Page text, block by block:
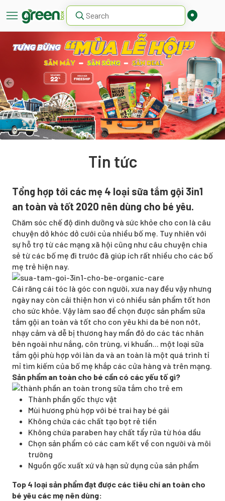
Tin tức
Tổng hợp tới các mẹ 4 loại sữa tắm gội 3in1
an toàn và tốt 2020 nên dùng cho bé yêu.
Chăm sóc chế độ dinh dưỡng và sức khỏe cho con là câu
chuyện dở khóc dở cưới của nhiều bố mẹ. Tuy nhiên với
sự hỗ trợ từ các mạng xã hội cũng như câu chuyện chia
sẻ từ các bố mẹ đi trước đã giúp ích rất nhiều cho các bố
mẹ trẻ hiện nay.
Cái răng cái tóc là góc con người, xưa nay đều vậy nhưng
ngày nay còn cải thiện hơn vì có nhiều sản phẩm tốt hơn
cho sức khỏe. Vậy làm sao để chọn được sản phẩm sữa
tắm gội an toàn và tốt cho con yêu khi da bé non nớt,
nhạy cảm và dễ bị thương hay mẩn đỏ do các tác nhân
bên ngoài như nắng, côn trùng, vi khuẩn... một loại sữa
tắm gội phù hợp với làn da và an toàn là một quá trình tỉ
mỉ tìm kiếm của bố mẹ khắp các cửa hàng và trên mạng.
Sản phẩm an toàn cho bé cần có các yếu tố gì?
Thành phần gốc thực vật
Mùi hương phù hợp với bé trai hay bé gái
Không chứa các chất tạo bọt rẻ tiền
Không chứa paraben hay chất tẩy rửa từ hóa dầu
Chọn sản phẩm có các cam kết về con người và môi
trường
Nguồn gốc xuất xứ và hạn sử dụng của sản phẩm
Top 4 loại sản phẩm đạt được các tiêu chí an toàn cho
bé yêu các mẹ nên dùng: